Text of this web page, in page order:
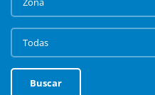
Buscar